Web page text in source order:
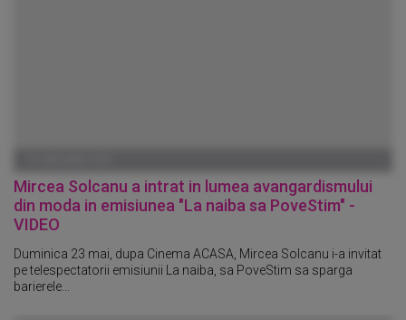
Mircea Solcanu a intrat in lumea avangardismului
din moda in emisiunea "La naiba sa PoveStim" -
VIDEO
Duminica 23 mai, dupa Cinema ACASA, Mircea Solcanu i-a invitat
pe telespectatorii emisiunii La naiba, sa PoveStim sa sparga
barierele...